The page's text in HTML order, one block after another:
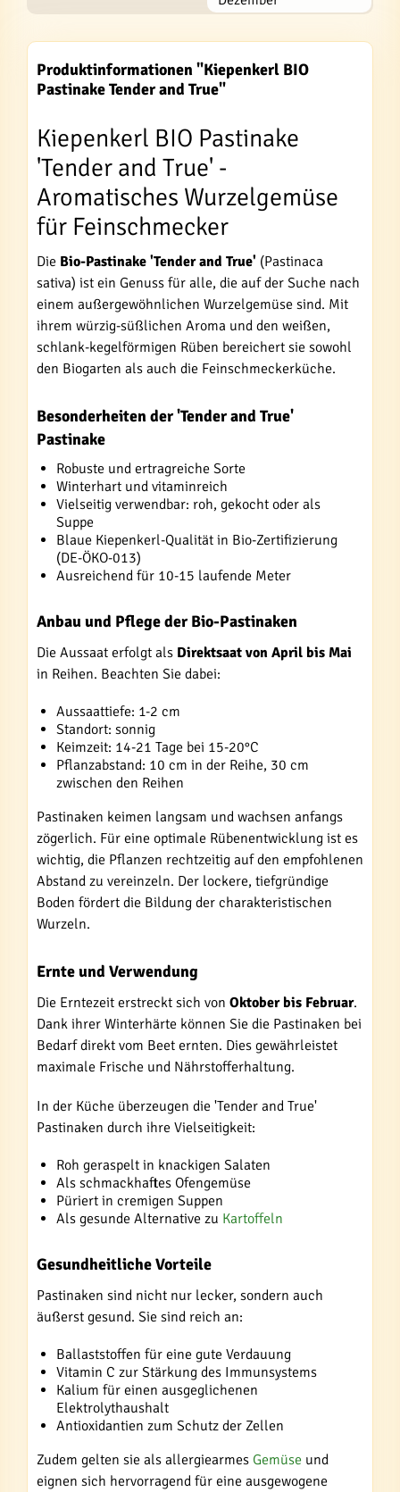
Produktinformationen "Kiepenkerl BIO
Pastinake Tender and True"
Kiepenkerl BIO Pastinake
'Tender and True' -
Aromatisches Wurzelgemüse
für Feinschmecker
Die Bio-Pastinake 'Tender and True' (Pastinaca
sativa) ist ein Genuss für alle, die auf der Suche nach
einem außergewöhnlichen Wurzelgemüse sind. Mit
ihrem würzig-süßlichen Aroma und den weißen,
schlank-kegelförmigen Rüben bereichert sie sowohl
den Biogarten als auch die Feinschmeckerküche.
Besonderheiten der 'Tender and True'
Pastinake
Robuste und ertragreiche Sorte
Winterhart und vitaminreich
Vielseitig verwendbar: roh, gekocht oder als
Suppe
Blaue Kiepenkerl-Qualität in Bio-Zertifizierung
(DE-ÖKO-013)
Ausreichend für 10-15 laufende Meter
Anbau und Pflege der Bio-Pastinaken
Die Aussaat erfolgt als Direktsaat von April bis Mai
in Reihen. Beachten Sie dabei:
Aussaattiefe: 1-2 cm
Standort: sonnig
Keimzeit: 14-21 Tage bei 15-20°C
Pflanzabstand: 10 cm in der Reihe, 30 cm
zwischen den Reihen
Pastinaken keimen langsam und wachsen anfangs
zögerlich. Für eine optimale Rübenentwicklung ist es
wichtig, die Pflanzen rechtzeitig auf den empfohlenen
Abstand zu vereinzeln. Der lockere, tiefgründige
Boden fördert die Bildung der charakteristischen
Wurzeln.
Ernte und Verwendung
Die Erntezeit erstreckt sich von Oktober bis Februar.
Dank ihrer Winterhärte können Sie die Pastinaken bei
Bedarf direkt vom Beet ernten. Dies gewährleistet
maximale Frische und Nährstofferhaltung.
In der Küche überzeugen die 'Tender and True'
Pastinaken durch ihre Vielseitigkeit:
Roh geraspelt in knackigen Salaten
Als schmackhaftes Ofengemüse
Püriert in cremigen Suppen
Als gesunde Alternative zu Kartoffeln
Gesundheitliche Vorteile
Pastinaken sind nicht nur lecker, sondern auch
äußerst gesund. Sie sind reich an:
Ballaststoffen für eine gute Verdauung
Vitamin C zur Stärkung des Immunsystems
Kalium für einen ausgeglichenen
Elektrolythaushalt
Antioxidantien zum Schutz der Zellen
Zudem gelten sie als allergiearmes Gemüse und
eignen sich hervorragend für eine ausgewogene